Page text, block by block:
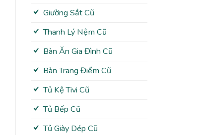
Giường Sắt Cũ
Thanh Lý Nệm Cũ
Bàn Ăn Gia Đình Cũ
Bàn Trang Điểm Cũ
Tủ Kệ Tivi Cũ
Tủ Bếp Cũ
Tủ Giày Dép Cũ